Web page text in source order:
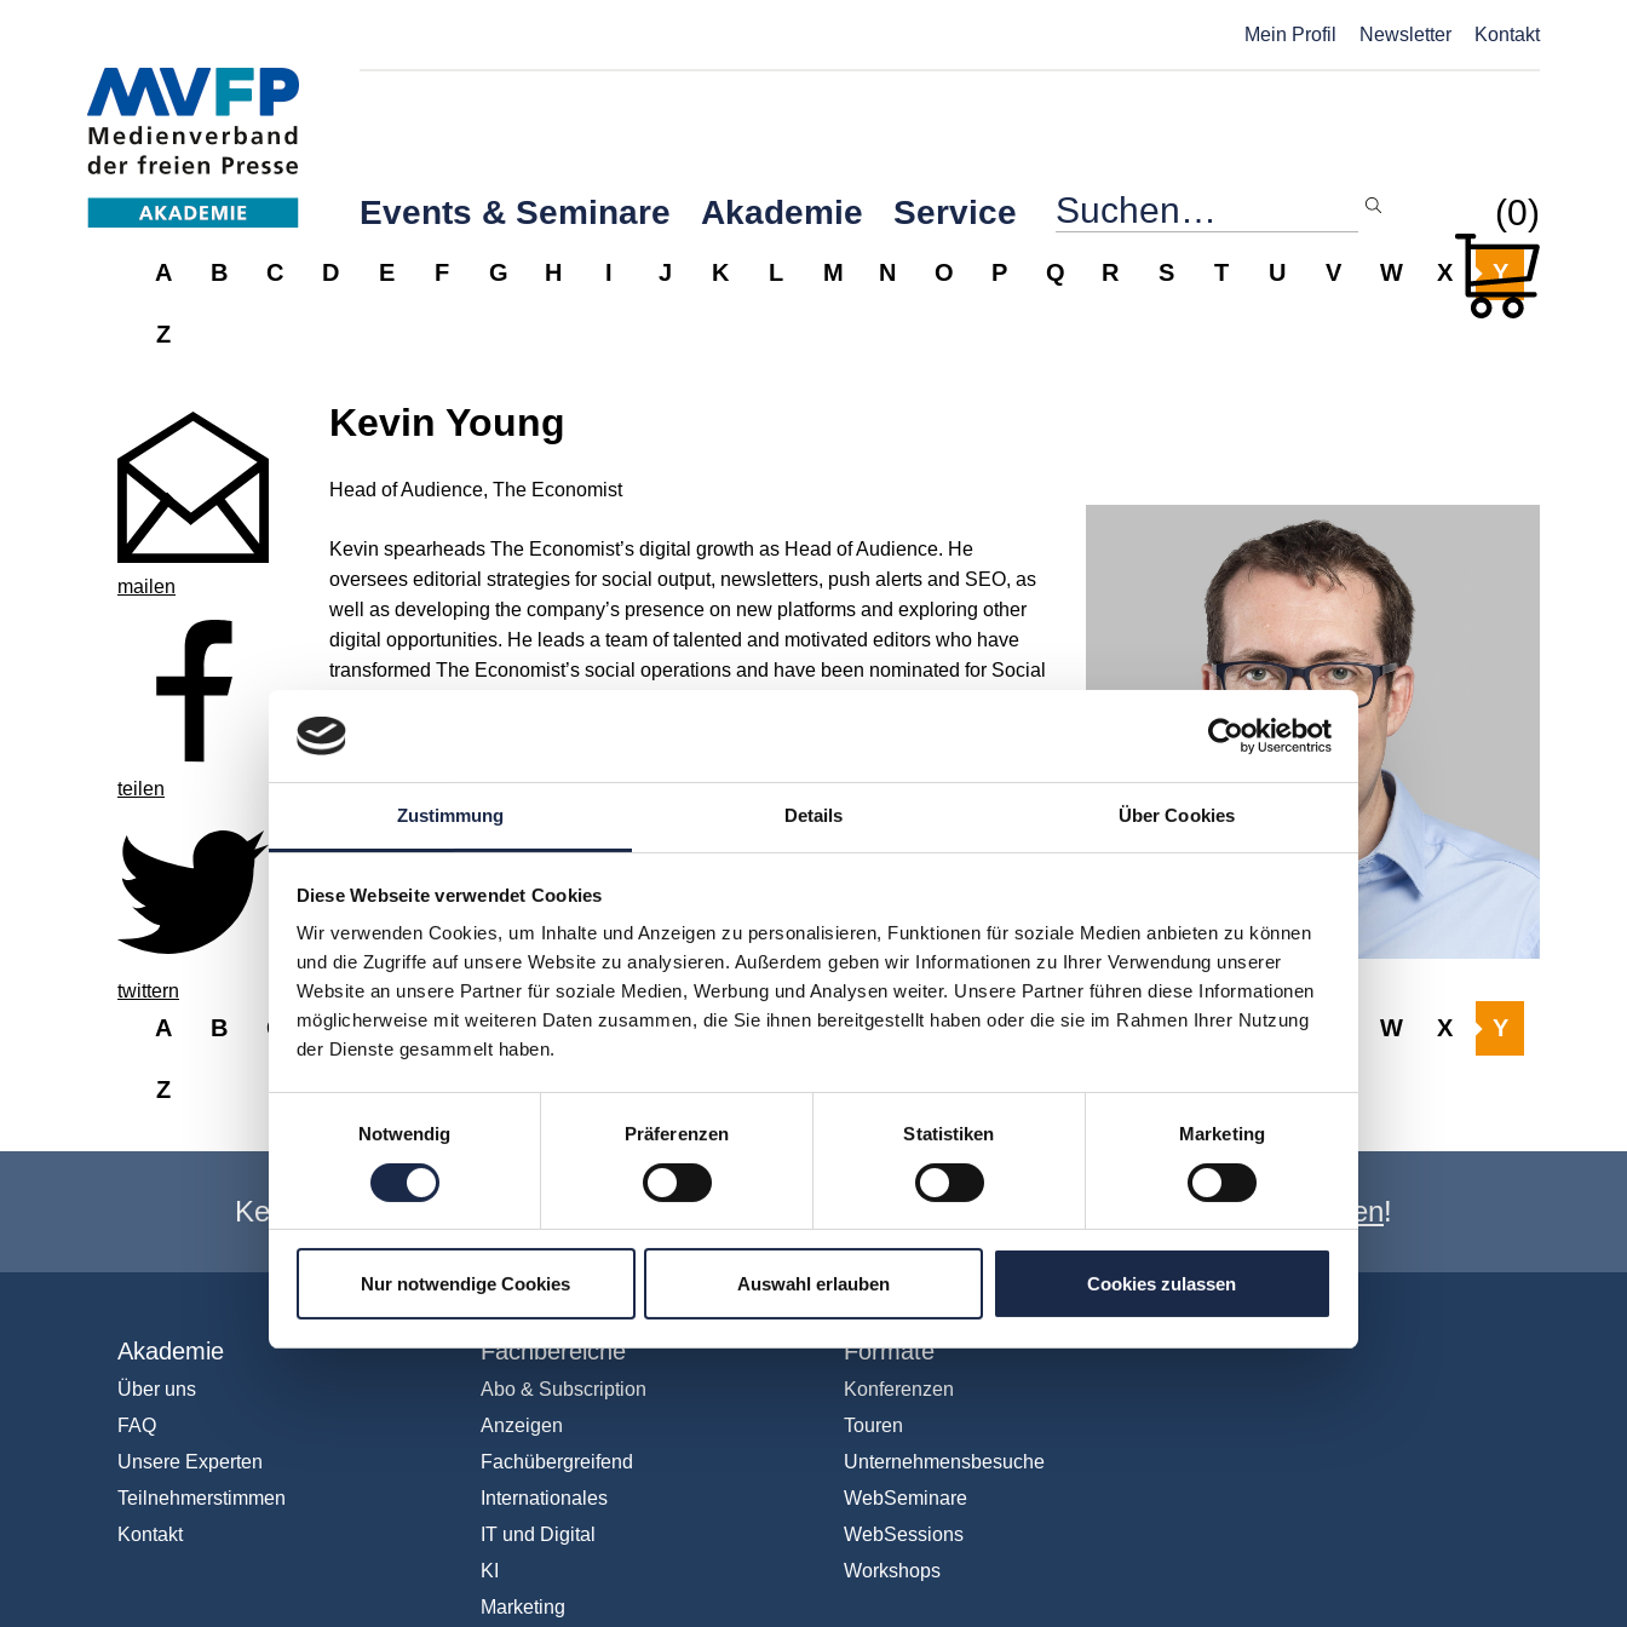
Zustimmung Details Über Cookies
Diese Webseite verwendet Cookies
Wir verwenden Cookies, um Inhalte und Anzeigen zu personalisieren, Funktionen für soziale Medien anbieten zu können
und die Zugriffe auf unsere Website zu analysieren. Außerdem geben wir Informationen zu Ihrer Verwendung unserer
Website an unsere Partner für soziale Medien, Werbung und Analysen weiter. Unsere Partner führen diese Informationen
möglicherweise mit weiteren Daten zusammen, die Sie ihnen bereitgestellt haben oder die sie im Rahmen Ihrer Nutzung
der Dienste gesammelt haben.
Notwendig
Präferenzen Statistiken Marketing
Nur notwendige Cookies Auswahl erlauben Cookies zulassen
Mein Profil Newsletter Kontakt
Events & Seminare Akademie Service (0)
A B C D E F G H I J K L M N O P Q R S T U V W X Y
Z
mailen
teilen
twittern
Kevin Young
Head of Audience, The Economist
Kevin spearheads The Economist’s digital growth as Head of Audience. He
oversees editorial strategies for social output, newsletters, push alerts and SEO, as
well as developing the company’s presence on new platforms and exploring other
digital opportunities. He leads a team of talented and motivated editors who have
transformed The Economist’s social operations and have been nominated for Social
A B C D E F G H I J K L M N O P Q R S T U W X Y
Z
Keine Veranstaltung mehr verpassen: Jetzt für den MVFP Akademie Newsletter anmelden!
Akademie
Über uns
FAQ
Unsere Experten
Teilnehmerstimmen
Kontakt
Fachbereiche
Abo & Subscription
Anzeigen
Fachübergreifend
Internationales
IT und Digital
KI
Marketing
Formate
Konferenzen
Touren
Unternehmensbesuche
WebSeminare
WebSessions
Workshops